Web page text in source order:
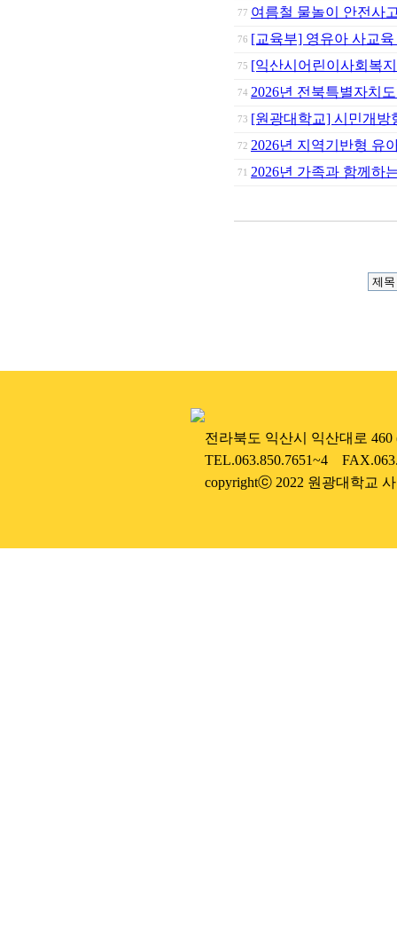
77 여름철 물놀이 안전사
76 [교육부] 영유아 사교
75 [익산시어린이사회복
74 2026년 전북특별자치
73 [원광대학교] 시민개방
72 2026년 지역기반형 유
71 2026년 가족과 함께하
전라북도 익산시 익산대로 460
TEL.063.850.7651~4
copyrightⓒ 2022 원광대학교